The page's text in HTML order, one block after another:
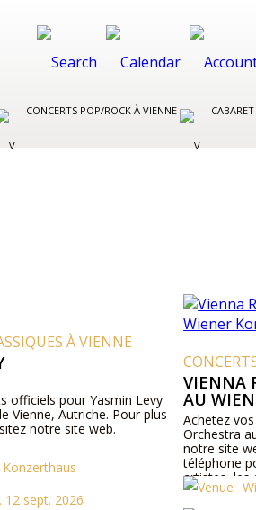
CONCERTS POP/ROCK À VIENNE
À VIENNE
officiels pour Yasmin Levy
Vienne, Autriche. Pour plus
notre site web.
12 sept. 2026
VIENNA
AU
Achetez
Orchestra
notre site
téléphone
artistes, les
des billets.